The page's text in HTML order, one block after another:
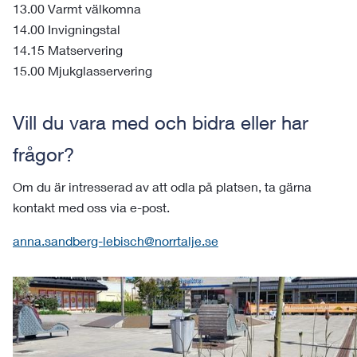
13.00 Varmt välkomna
14.00 Invigningstal
14.15 Matservering
15.00 Mjukglasservering
Vill du vara med och bidra eller har
frågor?
Om du är intresserad av att odla på platsen, ta gärna
kontakt med oss via e-post.
anna.sandberg-lebisch@norrtalje.se